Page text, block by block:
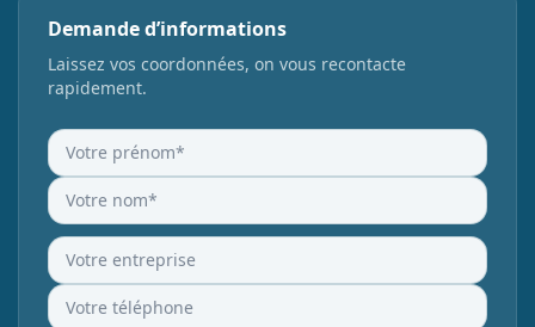
Demande d’informations
Laissez vos coordonnées, on vous recontacte
rapidement.